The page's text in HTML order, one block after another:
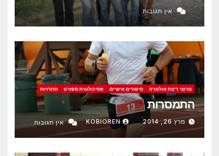
אין תגובות
מרוצי ריצת אולטרה סיפורים אישיים פסיכולוגית ספורט תחרויות
התמסרות
מרץ 26, 2014 KOBIOREN אין תגובות